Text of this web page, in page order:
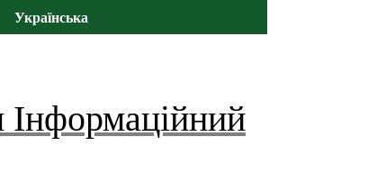
Українська
Інформаційний